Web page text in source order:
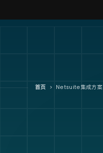
首页 > Netsuite集成方案